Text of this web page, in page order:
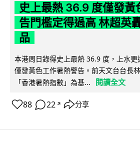
史上最熱 36.9 度僅發黃
告門檻定得過高 林超英
品
本港周日錄得史上最熱 36.9 度，上水
僅發黃色工作暑熱警告。前天文台台長
「香港暑熱指數」為基...
閱讀全文
88 22 ↗ 分享